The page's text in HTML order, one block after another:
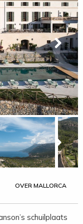
OVER MALLORCA
schuilplaats